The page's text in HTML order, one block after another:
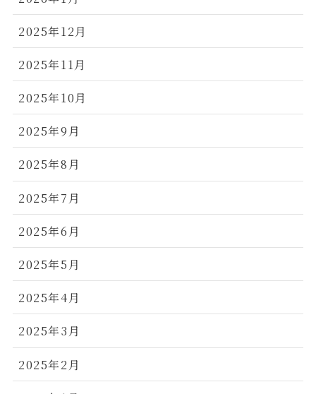
2025年12月
2025年11月
2025年10月
2025年9月
2025年8月
2025年7月
2025年6月
2025年5月
2025年4月
2025年3月
2025年2月